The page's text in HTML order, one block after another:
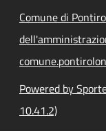
Comune di
Powered by
10.41.2)